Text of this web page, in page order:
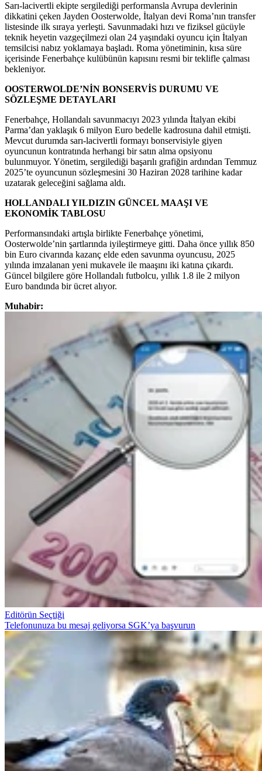
Sarı-lacivertli ekipte sergilediği performansla Avrupa devlerinin
dikkatini çeken Jayden Oosterwolde, İtalyan devi Roma’nın transfer
listesinde ilk sıraya yerleşti. Savunmadaki hızı ve fiziksel gücüyle
teknik heyetin vazgeçilmezi olan 24 yaşındaki oyuncu için İtalyan
temsilcisi nabız yoklamaya başladı. Roma yönetiminin, kısa süre
içerisinde Fenerbahçe kulübünün kapısını resmi bir teklifle çalması
bekleniyor.
OOSTERWOLDE’NİN BONSERVİS DURUMU VE
SÖZLEŞME DETAYLARI
Fenerbahçe, Hollandalı savunmacıyı 2023 yılında İtalyan ekibi
Parma’dan yaklaşık 6 milyon Euro bedelle kadrosuna dahil etmişti.
Mevcut durumda sarı-lacivertli formayı bonservisiyle giyen
oyuncunun kontratında herhangi bir satın alma opsiyonu
bulunmuyor. Yönetim, sergilediği başarılı grafiğin ardından Temmuz
2025’te oyuncunun sözleşmesini 30 Haziran 2028 tarihine kadar
uzatarak geleceğini sağlama aldı.
HOLLANDALI YILDIZIN GÜNCEL MAAŞI VE
EKONOMİK TABLOSU
Performansındaki artışla birlikte Fenerbahçe yönetimi,
Oosterwolde’nin şartlarında iyileştirmeye gitti. Daha önce yıllık 850
bin Euro civarında kazanç elde eden savunma oyuncusu, 2025
yılında imzalanan yeni mukavele ile maaşını iki katına çıkardı.
Güncel bilgilere göre Hollandalı futbolcu, yıllık 1.8 ile 2 milyon
Euro bandında bir ücret alıyor.
Muhabir:
Editörün Seçtiği
Telefonunuza bu mesaj geliyorsa SGK’ya başvurun